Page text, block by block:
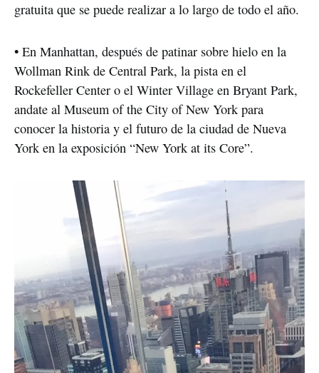
gratuita que se puede realizar a lo largo de todo el año.
• En Manhattan, después de patinar sobre hielo en la
Wollman Rink de Central Park, la pista en el
Rockefeller Center o el Winter Village en Bryant Park,
andate al Museum of the City of New York para
conocer la historia y el futuro de la ciudad de Nueva
York en la exposición “New York at its Core”.